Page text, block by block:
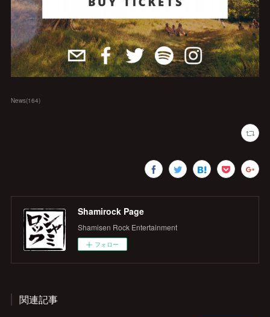
News(164)
Shamirock Page
Shamisen Rock Entertainment
フォロー
関連記事